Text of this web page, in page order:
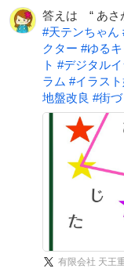
答えは “ あさ
#天テンちゃん
クター #ゆるキ
ト #デジタルイ
ラム #イラス
地盤改良 #街づ